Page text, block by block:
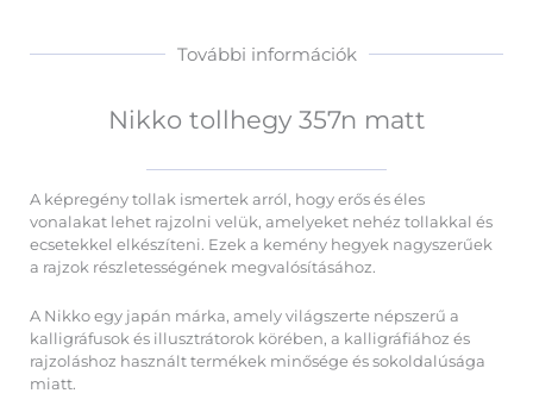
További információk
Nikko tollhegy 357n matt
A képregény tollak ismertek arról, hogy erős és éles
vonalakat lehet rajzolni velük, amelyeket nehéz tollakkal és
ecsetekkel elkészíteni. Ezek a kemény hegyek nagyszerűek
a rajzok részletességének megvalósításához.
A Nikko egy japán márka, amely világszerte népszerű a
kalligráfusok és illusztrátorok körében, a kalligráfiához és
rajzoláshoz használt termékek minősége és sokoldalúsága
miatt.